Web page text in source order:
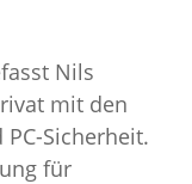
Nils
mit den
Sicherheit.
für